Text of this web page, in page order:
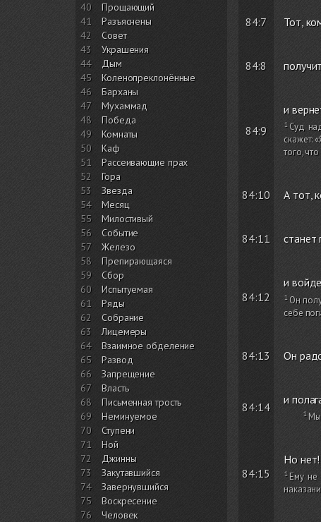
40
Прощающий
41
Разъяснены
42
Совет
43
Украшения
44
Дым
45
Коленопреклонённые
46
Барханы
47
Мухаммад
48
Победа
49
Комнаты
50
Каф
51
Рассеивающие прах
52
Гора
53
Звезда
54
Месяц
55
Милостивый
56
Событие
57
Железо
58
Препирающаяся
59
Сбор
60
Испытуемая
61
Ряды
62
Собрание
63
Лицемеры
64
Взаимное обделение
65
Развод
66
Запрещение
67
Власть
68
Письменная трость
69
Неминуемое
70
Ступени
71
Ной
72
Джинны
73
Закутавшийся
74
Завернувшийся
75
Воскресение
76
Человек
84:7 Тот,
84:8
84:9
и
Суд
скажет:
того,
84:10 А тот,
84:11 станет
84:12
и
Он
себе
84:13 Он
84:14
и
84:15
Но нет!
Ему не